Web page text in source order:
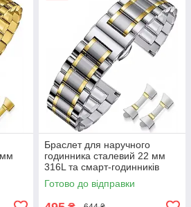
мм
Браслет для наручного
годинника сталевий 22 мм
316L та смарт-годинників
Комбінований ( код:
IBW926SY )
Готово до відправки